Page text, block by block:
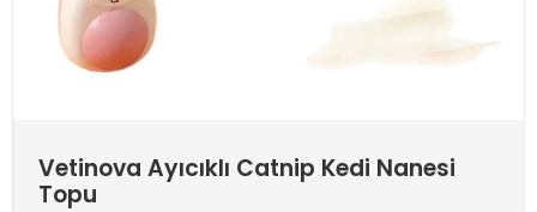
Vetinova Ayıcıklı Catnip Kedi Nanesi
Topu